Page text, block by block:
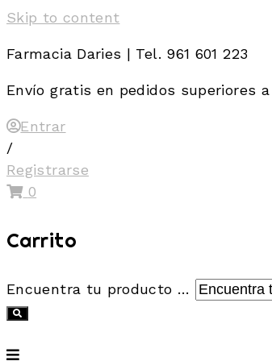
Skip to content
Farmacia Daries | Tel. 961 601 223
Envío gratis en pedidos superiores
Entrar
/
Registrarse
0
Carrito
Encuentra tu producto …